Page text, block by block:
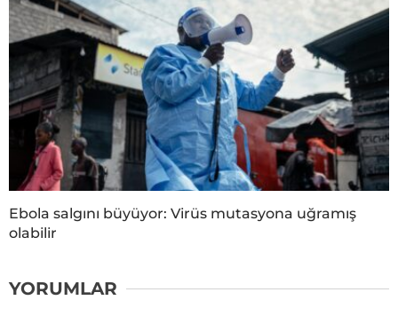
Ebola salgını büyüyor: Virüs mutasyona uğramış
olabilir
YORUMLAR